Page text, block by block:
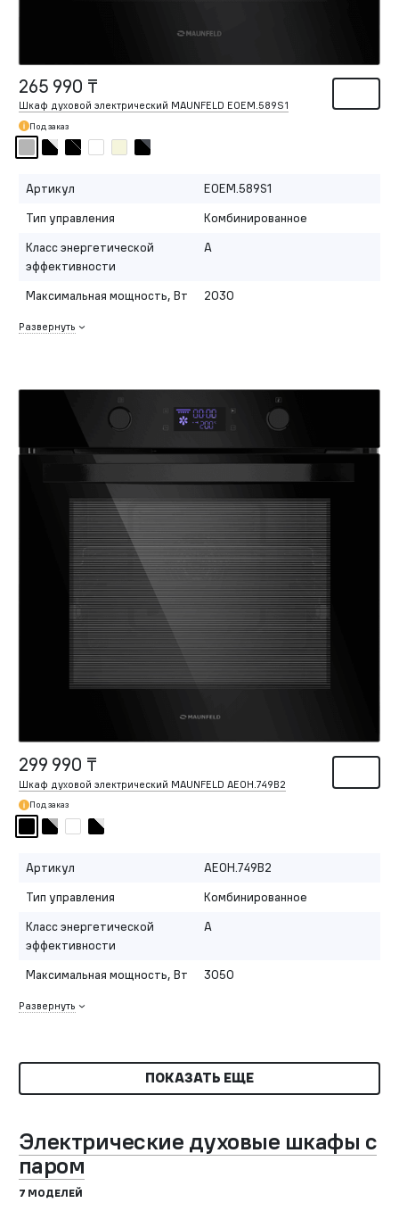
265 990 ₸
Шкаф духовой электрический MAUNFELD EOEM.589S1
Под заказ
Артикул
EOEM.589S1
Тип управления
Комбинированное
Класс энергетической
эффективности
A
Максимальная мощность, Вт 2030
Развернуть
299 990 ₸
Шкаф духовой электрический MAUNFELD AEOH.749B2
Под заказ
Артикул
AEOH.749B2
Тип управления
Комбинированное
Класс энергетической
эффективности
A
Максимальная мощность, Вт 3050
Развернуть
ПОКАЗАТЬ ЕЩЕ
Электрические духовые шкафы с
паром
7 МОДЕЛЕЙ